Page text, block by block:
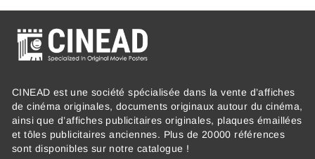
CINEAD est une société spécialisée dans la vente d’affiches
de cinéma originales, documents originaux autour du cinéma,
ainsi que d’affiches publicitaires originales, plaques émaillées
et tôles publicitaires anciennes. Plus de 20000 références
sont disponibles sur notre catalogue !